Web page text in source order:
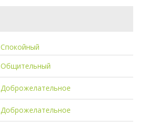
Спокойный
Общительный
Доброжелательное
Доброжелательное